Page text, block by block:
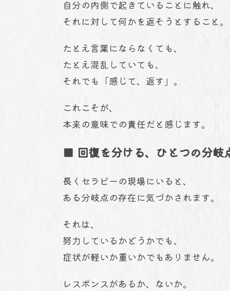
自分の内側で起きていることに触れ、
それに対して何かを返そうとすること。
たとえ言葉にならなくても、
たとえ混乱していても、
それでも「感じて、返す」。
これこそが、
本来の意味での責任だと感じます。
■ 回復を分ける、ひとつの分岐
長くセラピーの現場にいると、
ある分岐点の存在に気づかされます。
それは、
努力しているかどうかでも、
症状が軽いか重いかでもありません。
レスポンスがあるか、ないか。